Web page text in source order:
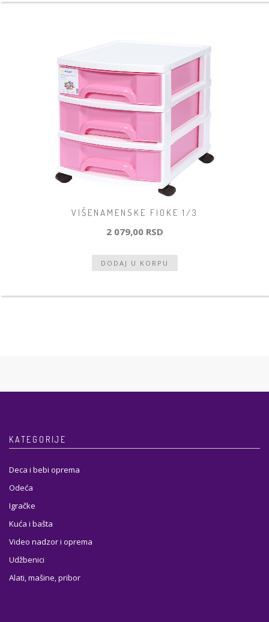
VIŠENAMENSKE FIOKE 1/3
2 079,00 RSD
KATEGORIJE
Deca i bebi oprema
Odeća
Igračke
Kuća i bašta
Video nadzor i oprema
Udžbenici
Alati, mašine, pribor